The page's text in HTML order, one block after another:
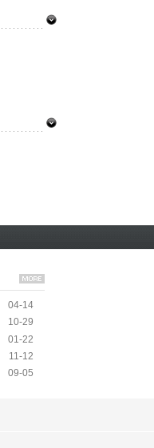
04-14
10-29
01-22
11-12
09-05